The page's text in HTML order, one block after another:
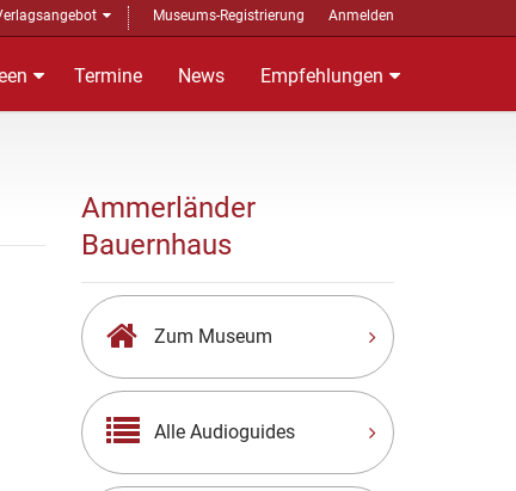
Museums-Registrierung Anmelden
Termine News Empfehlungen
Ammerländer
Bauernhaus
Zum Museum
Alle Audioguides